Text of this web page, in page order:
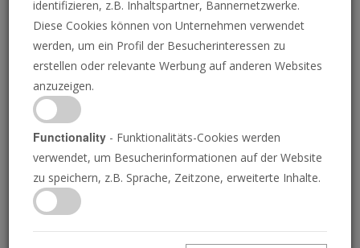
Die deutsche Geschichte
ist dabei, sich zu
verändern.
Deutschland ist nicht schuld am ersten und am
identifizieren, z.B. Inhaltspartner, Bannernetzwerke.
Diese Cookies können von Unternehmen verwendet
werden, um ein Profil der Besucherinteressen zu
erstellen oder relevante Werbung auf anderen Websites
anzuzeigen.
Functionality - Funktionalitäts-Cookies werden
verwendet, um Besucherinformationen auf der Website
zu speichern, z.B. Sprache, Zeitzone, erweiterte Inhalte.